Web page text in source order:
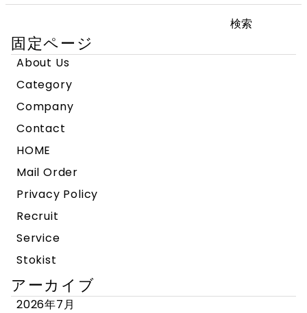
索:
固定ページ
About Us
Category
Company
Contact
HOME
Mail Order
Privacy Policy
Recruit
Service
Stokist
アーカイブ
2026年7月